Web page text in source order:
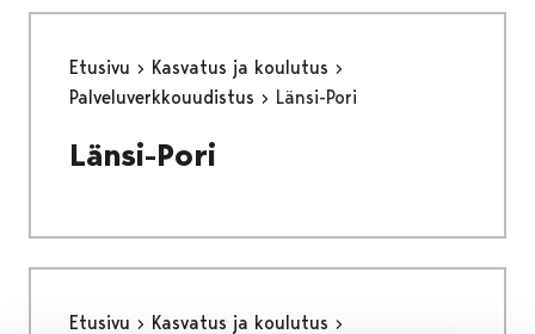
Etusivu
Kasvatus ja koulutus
Palveluverkkouudistus
Länsi-Pori
Länsi-Pori
Etusivu Kasvatus ja koulutus